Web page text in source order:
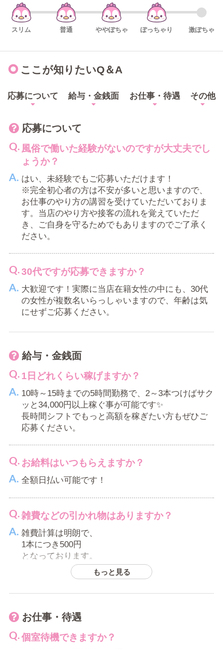
スリム 普通 ややぽちゃ ぽっちゃり 激ぽちゃ
ここが知りたいQ＆A
応募について 給与・金銭面 お仕事・待遇 その他
応募について
風俗で働いた経験がないのですが大丈夫でし
ょうか？
はい、未経験でもご応募いただけます！
※完全初心者の方は不安が多いと思いますので、
お仕事のやり方の講習を受けていただいておりま
す。当店のやり方や接客の流れを覚えていただ
き、ご自身を守るためでもありますのでご了承く
ださい。
30代ですが応募できますか？
大歓迎です！実際に当店在籍女性の中にも、30代
の女性が複数名いらっしゃいますので、年齢は気
にせずご応募ください。
給与・金銭面
1日どれくらい稼げますか？
10時～15時までの5時間勤務で、2～3本つけばサク
ッと34,000円以上稼ぐ事が可能です✨
長時間シフトでもっと高額を稼ぎたい方もぜひご
応募ください。
お給料はいつもらえますか？
全額日払い可能です！
雑費などの引かれ物はありますか？
雑費計算は明朗で、
1本につき500円
となっております。
※近隣駅への出張交通費はお店が実費負担いたし
もっと見る
お仕事・待遇
個室待機できますか？